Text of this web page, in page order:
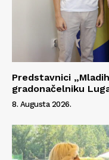
Predstavnici
gradonačelniku
8. Augusta 2026.